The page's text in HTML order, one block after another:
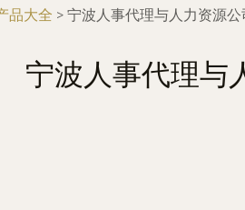
品大全 > 宁波人事代理与人力资源
宁波人事代理与